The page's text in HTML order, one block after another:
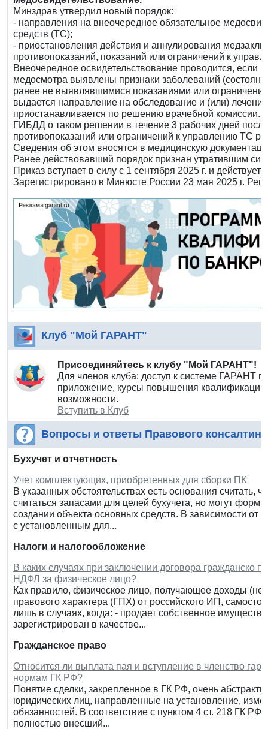
Минздрав утвердил новый порядок:
- направления на внеочередное обязательное
средств (ТС);
- приостановления действия и аннулирования
противопоказаний, показаний или ограничений к
Внеочередное освидетельствование проводится, если
медосмотра выявлены признаки заболеваний
ранее не выявлявшимися показаниями или
выдается направление на обследование и (или)
приостанавливается по решению врачебной комиссии.
ГИБДД о таком решении в течение 3 рабочих дней
противопоказаний или ограничений к управлению ТС
Сведения об этом вносятся в медицинскую
Ранее действовавший порядок признан утратившим
Приказ вступает в силу с 1 сентября 2025 г. и действует
Зарегистрировано в Минюсте России 23 мая 2025 г.
Клуб "Мой ГАРАНТ"
Присоединяйтесь к клубу "Мой ГАРАНТ"!
Для членов клуба: доступ к системе ГАРАНТ
приложение, курсы повышения квалификации
возможности.
Вступить в Клуб
Вопросы и ответы Правового
Бухучет и отчетность
Учет комплектующих, приобретенных для сборки ПК
В указанных обстоятельствах есть основания считать,
считаться запасами для целей бухучета, но могут
создании объекта основных средств. В зависимости от
с установленным для...
Налоги и налогообложение
В каких случаях при заключении договора гражданско
НДФЛ за физическое лицо?
Как правило, физическое лицо, получающее доходы (не
правового характера (ГПХ) от российского ИП,
лишь в случаях, когда: - продает собственное
зарегистрирован в качестве...
Гражданское право
Относится ли выплата пая и вступление в членство
нормам ГК РФ?
Понятие сделки, закрепленное в ГК РФ, очень
юридических лиц, направленные на установление,
обязанностей. В соответствие с пунктом 4 ст. 218 ГК РФ
полностью внесший...